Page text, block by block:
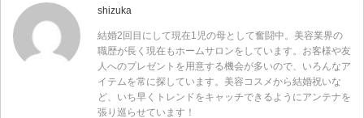
shizuka
結婚2回目にして現在1児の母として奮闘中。美容業界の
職歴が長く現在もホームサロンをしています。お客様や友
人へのプレゼントを用意する機会が多いので、いろんなア
イテムを常に探しています。美容コスメから結婚祝いな
ど、いち早くトレンドをキャッチできるようにアンテナを
張り巡らせています！